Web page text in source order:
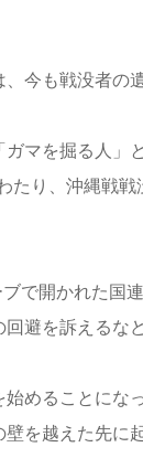
今も戦没者の
マを掘る人」
たり、沖縄戦
で開かれた国
避を訴えるな
めることにな
を越えた先に